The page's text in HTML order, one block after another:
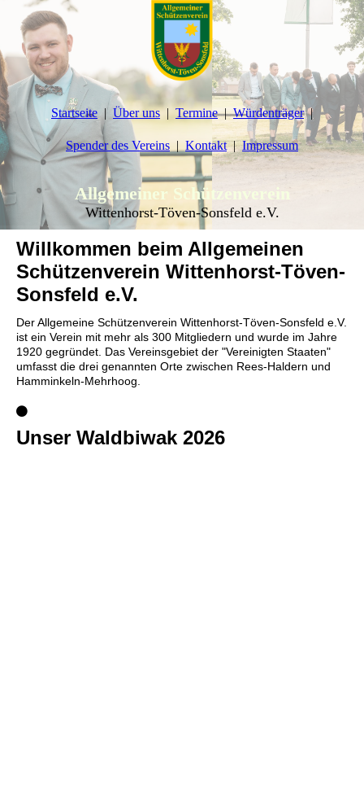
Startseite Über uns Termine Würdenträger
Spender des Vereins Kontakt Impressum
Allgemeiner Schützenverein
Wittenhorst-Töven-Sonsfeld e.V.
Willkommen beim Allgemeinen
Schützenverein Wittenhorst-Töven-
Sonsfeld e.V.
Der Allgemeine Schützenverein Wittenhorst-Töven-Sonsfeld e.V.
ist ein Verein mit mehr als 300 Mitgliedern und wurde im Jahre
1920 gegründet. Das Vereinsgebiet der "Vereinigten Staaten"
umfasst die drei genannten Orte zwischen Rees-Haldern und
Hamminkeln-Mehrhoog.
Unser Waldbiwak 2026